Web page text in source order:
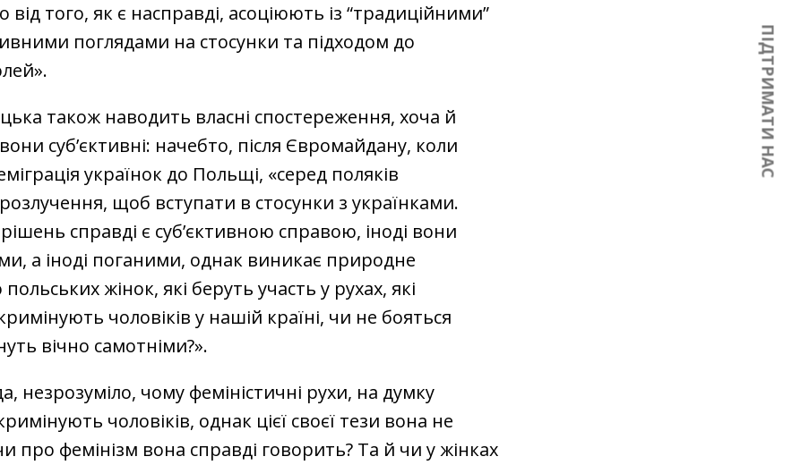
ПІДТРИМАТИ НАС
від того, як є насправді, асоціюють із “традиційними”
поглядами на стосунки та підходом до
також наводить власні спостереження, хоча й
суб’єктивні: начебто, після Євромайдану, коли
українок до Польщі, «серед поляків
щоб вступати в стосунки з українками.
справді є суб’єктивною справою, іноді вони
а іноді поганими, однак виникає природне
жінок, які беруть участь у рухах, які
чоловіків у нашій країні, чи не бояться
вічно самотніми?».
незрозуміло, чому феміністичні рухи, на думку
чоловіків, однак цієї своєї тези вона не
про фемінізм вона справді говорить? Та й чи у жінках